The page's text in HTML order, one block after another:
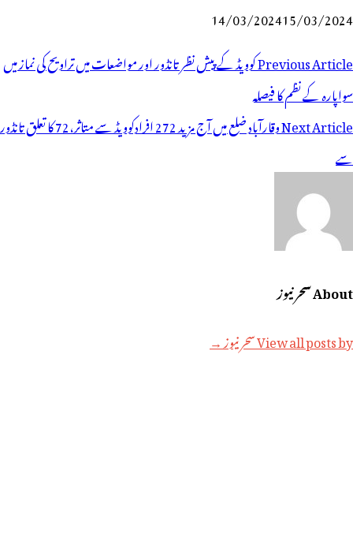
14/03/202415/03/2024
پوسٹوں
کی
نیویگیشن
Previous Articleکوویڈ کے پیش نظر تانڈور اور مواضعات میں تراویح کی نماز میں
سواپارہ کے نظم کا فیصلہ
Next Article
وقارآباد ضلع میں آج مزید 272 افرادکوویڈ سے متاثر،72 کا تعلق تانڈور
سے
About سحر نیوز
View all posts by سحر نیوز →